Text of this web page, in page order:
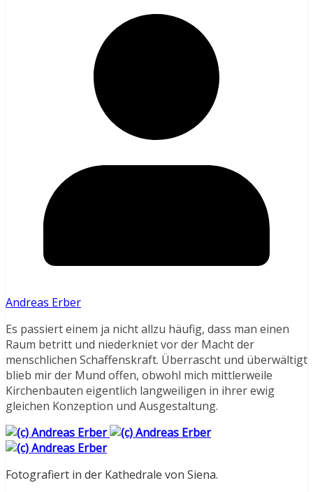
Andreas Erber
Es passiert einem ja nicht allzu häufig, dass man einen
Raum betritt und niederkniet vor der Macht der
menschlichen Schaffenskraft. Überrascht und überwältigt
blieb mir der Mund offen, obwohl mich mittlerweile
Kirchenbauten eigentlich langweiligen in ihrer ewig
gleichen Konzeption und Ausgestaltung.
Fotografiert in der Kathedrale von Siena.